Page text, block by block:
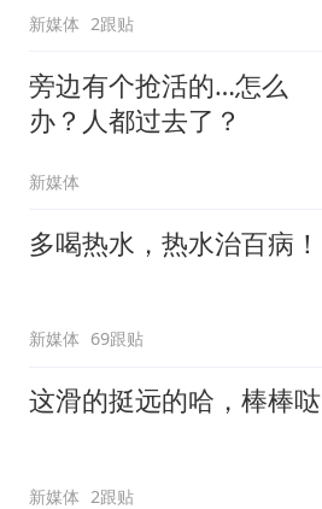
新媒体 2跟贴
旁边有个抢活的…怎么
办？人都过去了？
新媒体
多喝热水，热水治百病！
新媒体 69跟贴
这滑的挺远的哈，棒棒哒
新媒体 2跟贴